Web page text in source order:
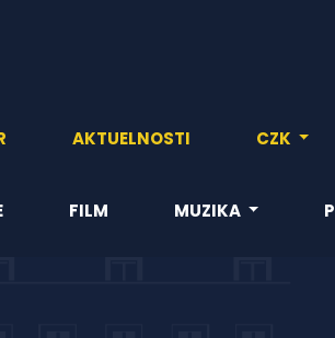
AKTUELNOSTI CZK
FILM MUZIKA